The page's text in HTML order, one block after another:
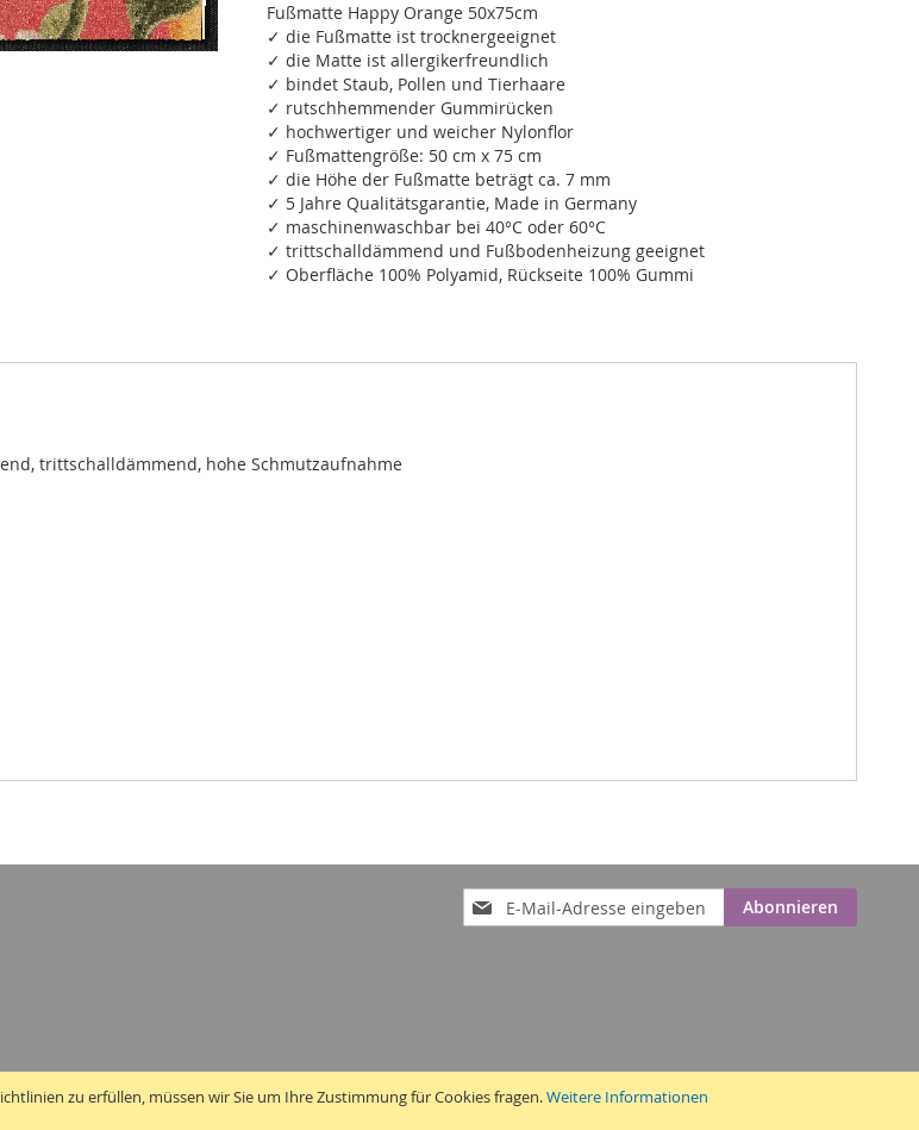
zu erfüllen, müssen wir Sie um Ihre Zustimmung für Cookies fragen.Weitere Informationen
Fußmatte Happy Orange 50x75cm
✓ die Fußmatte ist trocknergeeignet
✓ die Matte ist allergikerfreundlich
✓ bindet Staub, Pollen und Tierhaare
✓ rutschhemmender Gummirücken
✓ hochwertiger und weicher Nylonflor
✓ Fußmattengröße: 50 cm x 75 cm
✓ die Höhe der Fußmatte beträgt ca. 7 mm
✓ 5 Jahre Qualitätsgarantie, Made in Germany
✓ maschinenwaschbar bei 40°C oder 60°C
✓ trittschalldämmend und Fußbodenheizung geeignet
✓ Oberfläche 100% Polyamid, Rückseite 100% Gummi
trittschalldämmend, hohe Schmutzaufnahme
Anmeldung
zum
Abonnieren